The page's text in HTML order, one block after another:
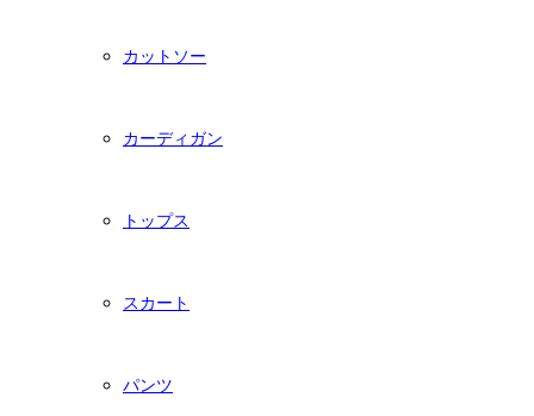
カットソー
カーディガン
トップス
スカート
パンツ